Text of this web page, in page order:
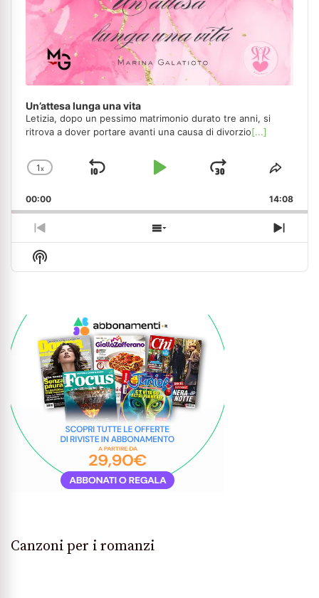
Un’attesa lunga una vita
Letizia, dopo un pessimo matrimonio durato tre anni, si
ritrova a dover portare avanti una causa di divorzio[...]
Change
Rate
1x
Skip
Play
Jump
Forward
Share
00:00 14:08
Previous
Episode
Show
Episodes
Next
Show
Podcast
Canzoni per i romanzi